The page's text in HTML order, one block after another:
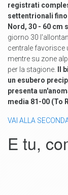
registrati
settentrionali fino
Nord, 30 - 60 cm
giorno 30
centrale favorisce
mentre su zone
per la stagione.
Il
un esubero
presenta
media 81-00 (To
VAI ALLA
E tu,